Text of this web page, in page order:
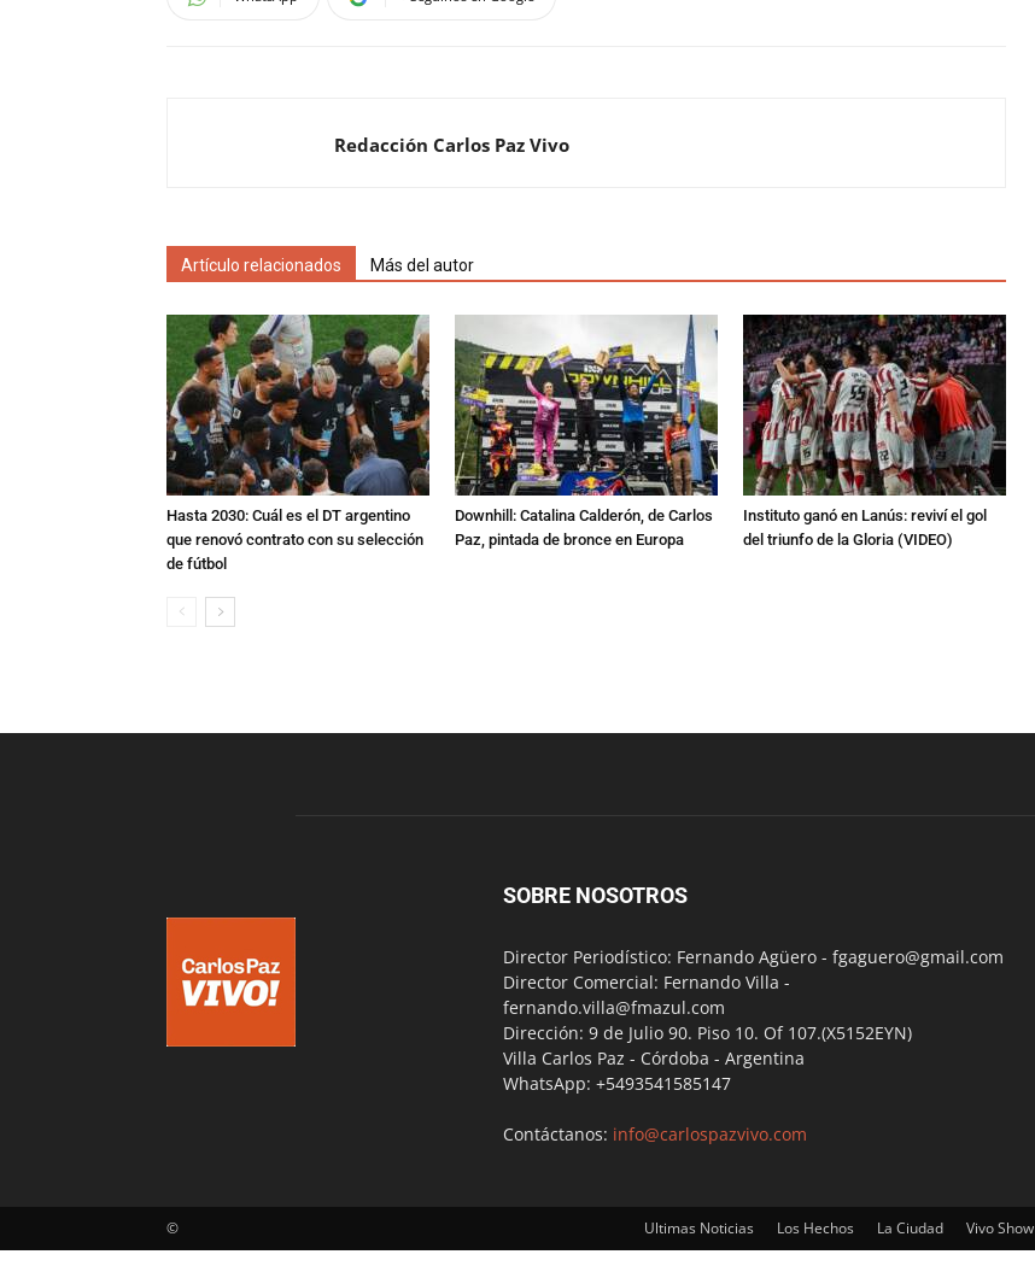
Redacción Carlos Paz Vivo
Artículo relacionados Más del autor
Hasta 2030: Cuál es el DT argentino
que renovó contrato con su selección
de fútbol
Downhill: Catalina Calderón, de Carlos
Paz, pintada de bronce en Europa
Instituto ganó en Lanús: reviví el gol
del triunfo de la Gloria (VIDEO)
SOBRE NOSOTROS
Director Periodístico: Fernando Agüero - fgaguero@gmail.com
Director Comercial: Fernando Villa -
fernando.villa@fmazul.com
Dirección: 9 de Julio 90. Piso 10. Of 107.(X5152EYN)
Villa Carlos Paz - Córdoba - Argentina
WhatsApp: +5493541585147
Contáctanos: info@carlospazvivo.com
Ultimas Noticias Los Hechos La Ciudad Vivo Show
©